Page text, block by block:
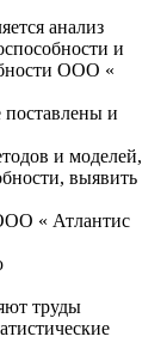
анализ
и
ООО «
поставлены и
и моделей,
выявить
« Атлантис
труды